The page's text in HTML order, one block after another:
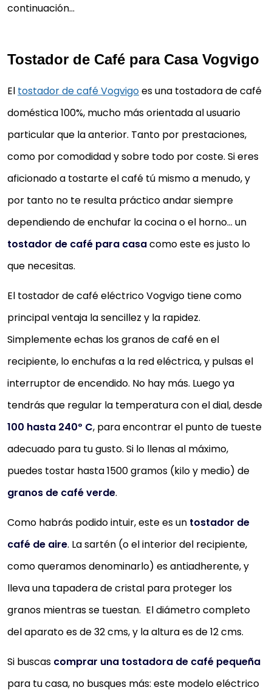
TOSTADOR DE CAFÉ BEAN PLUS DE GINA
escucha él a trabajar en, para...
Lo mismo asado – el tostado mantiene la aeróbica
ala de una mezcla regulares para lo mismo asado.
principiantes con esfera de 9 stufigem brasa.
No te preocupes – que puede humo de humo para
fumar humo, 80 ~ 90% por dispositivo de
Tras el asado está disponible Neat cleanup.
continuación…
Tostador de Café para Casa Vogvigo
El tostador de café Vogvigoes una tostadora de café
doméstica 100%, mucho más orientada al usuario
particular que la anterior. Tanto por prestaciones,
como por comodidad y sobre todo por coste. Si eres
aficionado a tostarte el café tú mismo a menudo, y
por tanto no te resulta práctico andar siempre
dependiendo de enchufar la cocina o el horno… un
tostador de café para casacomo este es justo lo
que necesitas.
El tostador de café eléctrico Vogvigo tiene como
principal ventaja la sencillez y la rapidez.
Simplemente echas los granos de café en el
recipiente, lo enchufas a la red eléctrica, y pulsas el
interruptor de encendido. No hay más. Luego ya
tendrás que regular la temperatura con el dial, desde
100 hasta 240º C, para encontrar el punto de tueste
adecuado para tu gusto. Si lo llenas al máximo,
puedes tostar hasta 1500 gramos (kilo y medio) de
granos de café verde.
Como habrás podido intuir, este es un tostador de
café de aire. La sartén (o el interior del recipiente,
como queramos denominarlo) es antiadherente, y
lleva una tapadera de cristal para proteger los
granos mientras se tuestan. El diámetro completo
del aparato es de 32 cms, y la altura es de 12 cms.
Si buscas comprar una tostadora de café pequeña
para tu casa, no busques más: este modelo eléctrico